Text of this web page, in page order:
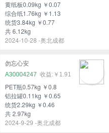
黄纸板0.09kg ￥0.07
综合纸1.76kg ￥1.13
统货3.84kg ￥0.77
共 6.12kg
2024-10-28 -奥北成都
勿忘心安
A30004247
￥1.91
PET瓶0.57kg ￥0.8
铝拉罐0.11kg ￥0.65
统货2.29kg ￥0.46
共 2.97kg
2024-9-29 -奥北成都